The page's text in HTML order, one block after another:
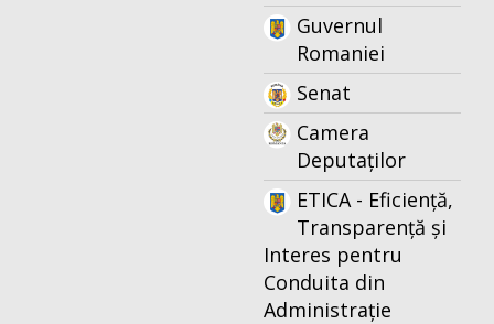
Guvernul
Romaniei
Senat
Camera
Deputaților
ETICA - Eficiență,
Transparență și
Interes pentru
Conduita din
Administrație